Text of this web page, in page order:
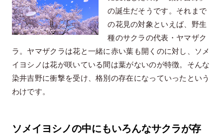
の誕生だそうです。それまで
の花見の対象といえば、野生
種のサクラの代表・ヤマザク
ラ。ヤマザクラは花と一緒に赤い葉も開くのに対し、ソメ
イヨシノは花が咲いている間は葉がないのが特徴。そんな
染井吉野に衝撃を受け、格別の存在になっていったという
わけです。
ソメイヨシノの中にもいろんなサクラが存